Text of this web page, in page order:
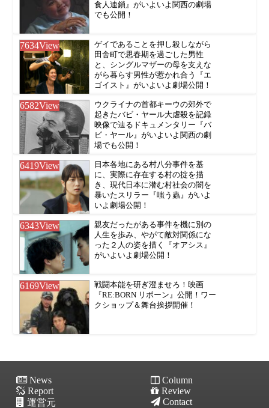
食人連鎖』がいよいよ関西の劇場
でも公開！
7634View
ゲイであることを押し殺しながら
田舎町で思春期を過ごした男性
と、シングルマザーの母を支えな
がら暮らす男性が惹かれ合う『エ
ゴイスト』がいよいよ劇場公開！
6582View
ウクライナの首都キーウの郊外で
起きたバビ・ヤール大虐殺を記録
映像で辿るドキュメンタリー『バ
ビ・ヤール』がいよいよ関西の劇
場でも公開！
6419View
日本各地にある村八分事件を基
に、実際に存在する村の掟を描
き、現代日本に潜む村社会の闇を
暴いたスリラー『嗤う蟲』がいよ
いよ劇場公開！
6343View
親友だったがある事件を機に別の
人生を歩み、やがて敵対関係にな
った２人の姿を描く『オアシス』
がいよいよ劇場公開！
6169View
戦闘本能を研ぎ澄ませろ！映画
『RE:BORN リボーン』公開！ワー
クショップ＆舞台挨拶開催！
News
Column
Report
Review
運営元
Contact